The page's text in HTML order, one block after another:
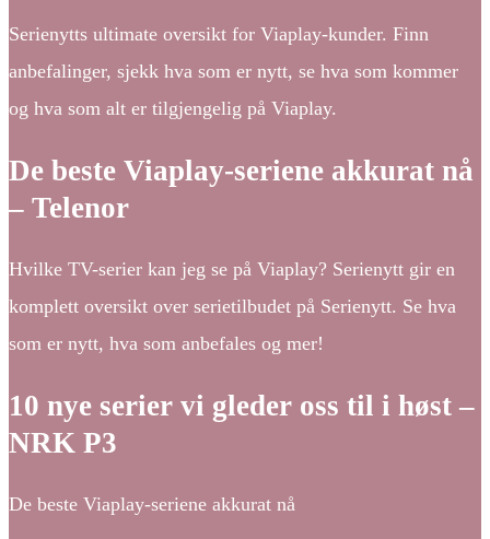
Serienytts ultimate oversikt for Viaplay-kunder. Finn
anbefalinger, sjekk hva som er nytt, se hva som kommer
og hva som alt er tilgjengelig på Viaplay.
De beste Viaplay-seriene akkurat nå
– Telenor
Hvilke TV-serier kan jeg se på Viaplay? Serienytt gir en
komplett oversikt over serietilbudet på Serienytt. Se hva
som er nytt, hva som anbefales og mer!
10 nye serier vi gleder oss til i høst –
NRK P3
De beste Viaplay-seriene akkurat nå